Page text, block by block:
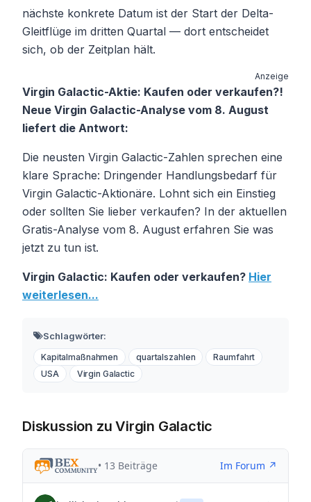
nächste konkrete Datum ist der Start der Delta-
Gleitflüge im dritten Quartal — dort entscheidet
sich, ob der Zeitplan hält.
Anzeige
Virgin Galactic-Aktie: Kaufen oder verkaufen?!
Neue Virgin Galactic-Analyse vom 8. August
liefert die Antwort:
Die neusten Virgin Galactic-Zahlen sprechen eine
klare Sprache: Dringender Handlungsbedarf für
Virgin Galactic-Aktionäre. Lohnt sich ein Einstieg
oder sollten Sie lieber verkaufen? In der aktuellen
Gratis-Analyse vom 8. August erfahren Sie was
jetzt zu tun ist.
Virgin Galactic: Kaufen oder verkaufen? Hier
weiterlesen...
Schlagwörter:
Kapitalmaßnahmen quartalszahlen
Raumfahrt
USA
Virgin Galactic
Diskussion zu Virgin Galactic